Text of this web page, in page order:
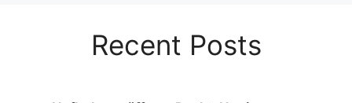
Recent Posts